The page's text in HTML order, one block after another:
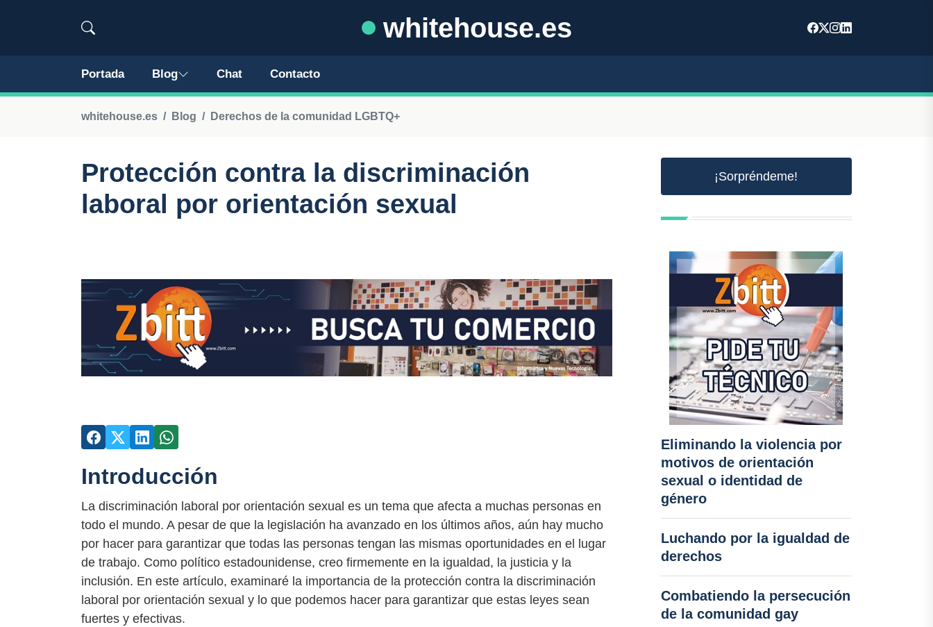
whitehouse.es
Portada Blog Chat Contacto
whitehouse.es Blog Derechos de la comunidad LGBTQ+
Protección contra la discriminación
laboral por orientación sexual
Introducción
La discriminación laboral por orientación sexual es un tema que afecta a muchas personas en
todo el mundo. A pesar de que la legislación ha avanzado en los últimos años, aún hay mucho
por hacer para garantizar que todas las personas tengan las mismas oportunidades en el lugar
de trabajo. Como político estadounidense, creo firmemente en la igualdad, la justicia y la
inclusión. En este artículo, examinaré la importancia de la protección contra la discriminación
laboral por orientación sexual y lo que podemos hacer para garantizar que estas leyes sean
fuertes y efectivas.
¡Sorpréndeme!
Eliminando la violencia por
motivos de orientación
sexual o identidad de
género
Luchando por la igualdad de
derechos
Combatiendo la persecución
de la comunidad gay